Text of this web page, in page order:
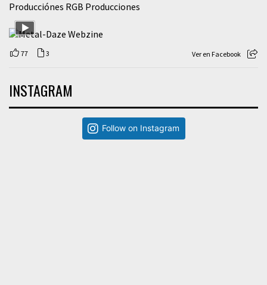
Producciónes RGB Producciones
77 3 Ver en Facebook
INSTAGRAM
Follow on Instagram